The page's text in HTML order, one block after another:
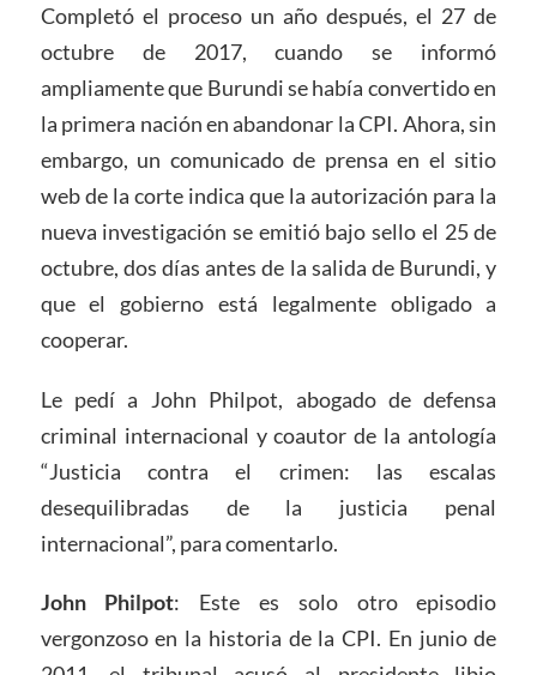
Completó el proceso un año después, el 27 de
octubre de 2017, cuando se informó
ampliamente que Burundi se había convertido en
la primera nación en abandonar la CPI. Ahora, sin
embargo, un comunicado de prensa en el sitio
web de la corte indica que la autorización para la
nueva investigación se emitió bajo sello el 25 de
octubre, dos días antes de la salida de Burundi, y
que el gobierno está legalmente obligado a
cooperar.
Le pedí a John Philpot, abogado de defensa
criminal internacional y coautor de la antología
“Justicia contra el crimen: las escalas
desequilibradas de la justicia penal
internacional”, para comentarlo.
John Philpot: Este es solo otro episodio
vergonzoso en la historia de la CPI. En junio de